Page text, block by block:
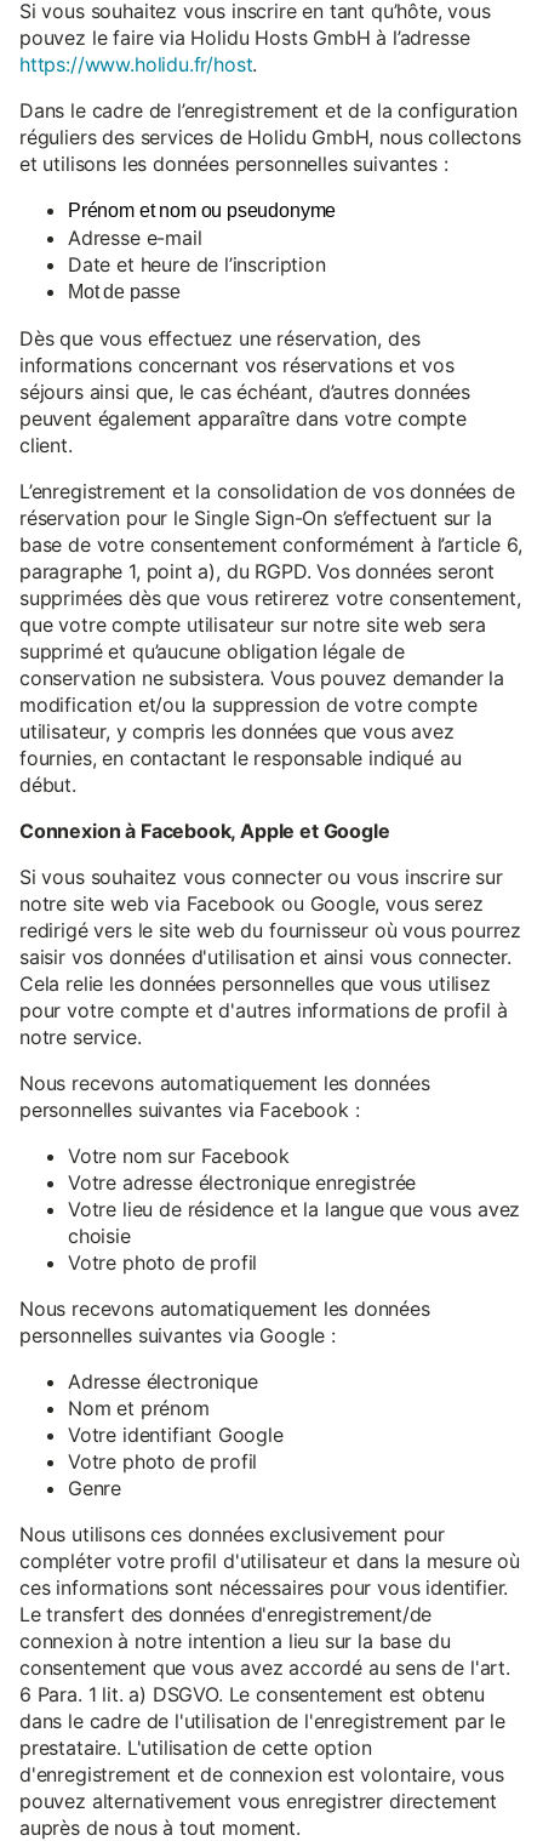
Si vous souhaitez vous inscrire en tant qu’hôte, vous
pouvez le faire via Holidu Hosts GmbH à l’adresse
https://www.holidu.fr/host.
Dans le cadre de l’enregistrement et de la configuration
réguliers des services de Holidu GmbH, nous collectons
et utilisons les données personnelles suivantes :
Prénom et nom ou pseudonyme
Adresse e-mail
Date et heure de l’inscription
Mot de passe
Dès que vous effectuez une réservation, des
informations concernant vos réservations et vos
séjours ainsi que, le cas échéant, d’autres données
peuvent également apparaître dans votre compte
client.
L’enregistrement et la consolidation de vos données de
réservation pour le Single Sign-On s’effectuent sur la
base de votre consentement conformément à l’article 6,
paragraphe 1, point a), du RGPD. Vos données seront
supprimées dès que vous retirerez votre consentement,
que votre compte utilisateur sur notre site web sera
supprimé et qu’aucune obligation légale de
conservation ne subsistera. Vous pouvez demander la
modification et/ou la suppression de votre compte
utilisateur, y compris les données que vous avez
fournies, en contactant le responsable indiqué au
début.
Connexion à Facebook, Apple et Google
Si vous souhaitez vous connecter ou vous inscrire sur
notre site web via Facebook ou Google, vous serez
redirigé vers le site web du fournisseur où vous pourrez
saisir vos données d'utilisation et ainsi vous connecter.
Cela relie les données personnelles que vous utilisez
pour votre compte et d'autres informations de profil à
notre service.
Nous recevons automatiquement les données
personnelles suivantes via Facebook :
Votre nom sur Facebook
Votre adresse électronique enregistrée
Votre lieu de résidence et la langue que vous avez
choisie
Votre photo de profil
Nous recevons automatiquement les données
personnelles suivantes via Google :
Adresse électronique
Nom et prénom
Votre identifiant Google
Votre photo de profil
Genre
Nous utilisons ces données exclusivement pour
compléter votre profil d'utilisateur et dans la mesure où
ces informations sont nécessaires pour vous identifier.
Le transfert des données d'enregistrement/de
connexion à notre intention a lieu sur la base du
consentement que vous avez accordé au sens de l'art.
6 Para. 1 lit. a) DSGVO. Le consentement est obtenu
dans le cadre de l'utilisation de l'enregistrement par le
prestataire. L'utilisation de cette option
d'enregistrement et de connexion est volontaire, vous
pouvez alternativement vous enregistrer directement
auprès de nous à tout moment.